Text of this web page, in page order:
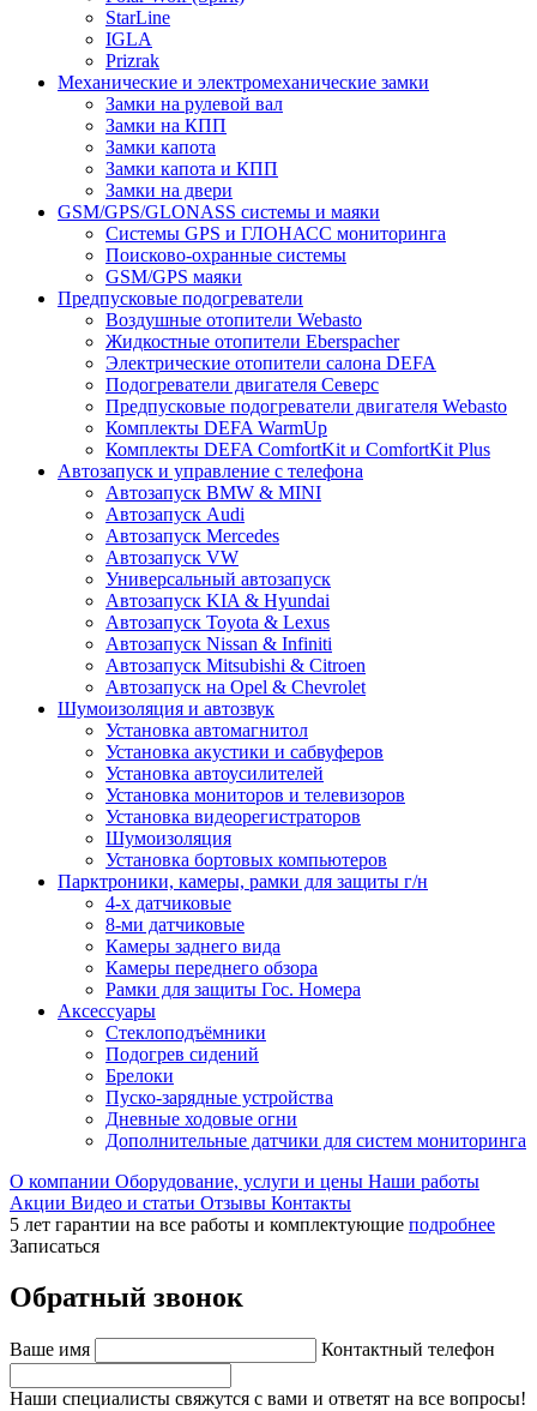
StarLine
IGLA
Prizrak
Механические и электромеханические замки
Замки на рулевой вал
Замки на КПП
Замки капота
Замки капота и КПП
Замки на двери
GSM/GPS/GLONASS системы и маяки
Системы GPS и ГЛОНАСС мониторинга
Поисково-охранные системы
GSM/GPS маяки
Предпусковые подогреватели
Воздушные отопители Webasto
Жидкостные отопители Eberspacher
Электрические отопители салона DEFA
Подогреватели двигателя Северс
Предпусковые подогреватели двигателя Webasto
Комплекты DEFA WarmUp
Комплекты DEFA ComfortKit и ComfortKit Plus
Автозапуск и управление с телефона
Автозапуск BMW & MINI
Автозапуск Audi
Автозапуск Mercedes
Автозапуск VW
Универсальный автозапуск
Автозапуск KIA & Hyundai
Автозапуск Toyota & Lexus
Автозапуск Nissan & Infiniti
Автозапуск Mitsubishi & Citroen
Автозапуск на Opel & Chevrolet
Шумоизоляция и автозвук
Установка автомагнитол
Установка акустики и сабвуферов
Установка автоусилителей
Установка мониторов и телевизоров
Установка видеорегистраторов
Шумоизоляция
Установка бортовых компьютеров
Парктроники, камеры, рамки для защиты г/н
4-х датчиковые
8-ми датчиковые
Камеры заднего вида
Камеры переднего обзора
Рамки для защиты Гос. Номера
Аксессуары
Стеклоподъёмники
Подогрев сидений
Брелоки
Пуско-зарядные устройства
Дневные ходовые огни
Дополнительные датчики для систем мониторинга
О компании Оборудование, услуги и цены Наши работы
Акции Видео и статьи Отзывы Контакты
5 лет гарантии на все работы и комплектующие подробнее
Записаться
Обратный звонок
Ваше имя Контактный телефон
Наши специалисты свяжутся с вами и ответят на все вопросы!